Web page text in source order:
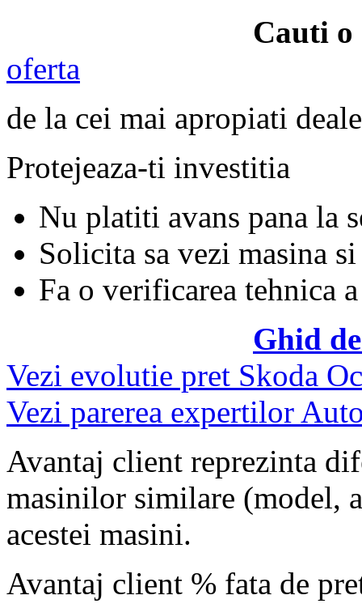
Cauti o
oferta
de la cei mai apropiati
Protejeaza-ti investitia
Nu platiti avans pana la
Solicita sa vezi masina si
Fa o verificarea tehnica
Ghid
Vezi evolutie pret Skoda
Vezi parerea expertilor
Avantaj client reprezinta
masinilor similare (model,
acestei masini.
Avantaj client % fata de